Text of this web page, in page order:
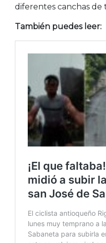
diferentes canchas de
También puedes leer: